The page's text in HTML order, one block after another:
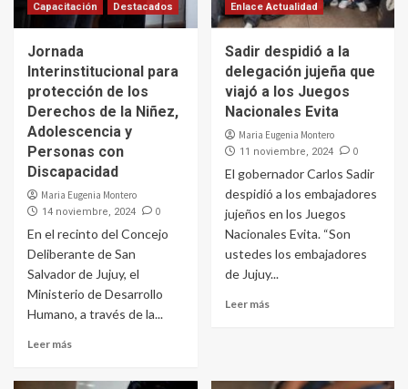
Capacitación
Destacados
Jornada
Interinstitucional para
protección de los
Derechos de la Niñez,
Adolescencia y
Personas con
Discapacidad
Maria Eugenia Montero
14 noviembre, 2024 0
En el recinto del Concejo
Deliberante de San
Salvador de Jujuy, el
Ministerio de Desarrollo
Humano, a través de la...
Leer más
Enlace Actualidad
Sadir despidió a la
delegación jujeña que
viajó a los Juegos
Nacionales Evita
Maria Eugenia Montero
11 noviembre, 2024 0
El gobernador Carlos Sadir
despidió a los embajadores
jujeños en los Juegos
Nacionales Evita. “Son
ustedes los embajadores
de Jujuy...
Leer más